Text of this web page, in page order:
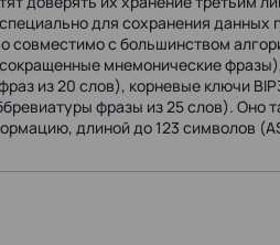
для сохранения данных
совместимо с большинством
мнемонические
из 20 слов), корневые ключи
фразы из 25 слов). Оно
длиной до 123 символов